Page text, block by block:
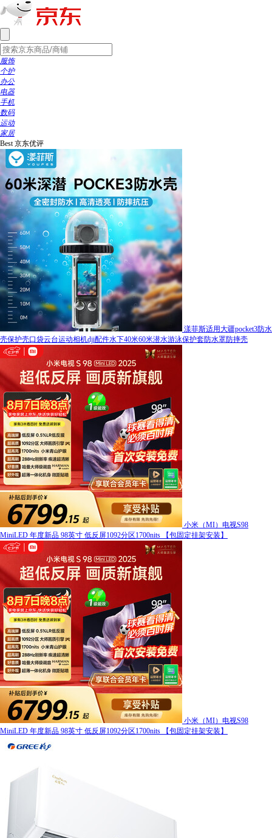
服饰
个护
办公
电器
手机
数码
运动
家居
Best 京东优评
漾菲斯适用大疆pocket3防水
壳保护壳口袋云台运动相机dji配件水下40米60米潜水游泳保护套防水罩防摔壳
小米（MI）电视S98
MiniLED 年度新品 98英寸 低反屏1092分区1700nits 【包固定挂架安装】
小米（MI）电视S98
MiniLED 年度新品 98英寸 低反屏1092分区1700nits 【包固定挂架安装】